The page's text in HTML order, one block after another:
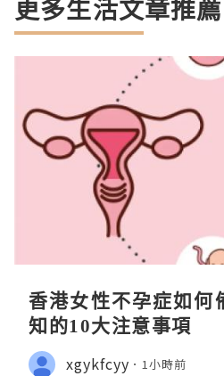
更多生活文章推薦
香港女性不孕症如何
知的10大注意事項
xgykfcyy 1小時前